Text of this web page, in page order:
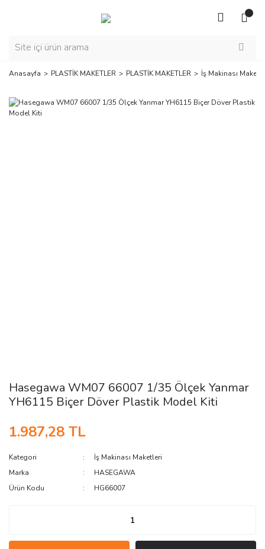
Anasayfa PLASTİK MAKETLER PLASTİK MAKETLER İş Makinası
Hasegawa WM07 66007 1/35 Ölçek Yanmar
YH6115 Biçer Döver Plastik Model Kiti
1.987,28 TL
Kategori
İş Makinası Maketleri
Marka
HASEGAWA
Ürün Kodu
HG66007